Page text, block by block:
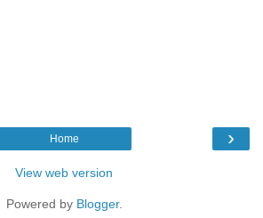
›
Home
View web version
Powered by Blogger.